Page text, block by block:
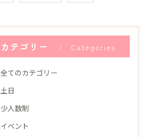
カテゴリー Categories
全てのカテゴリー
土日
少人数制
イベント